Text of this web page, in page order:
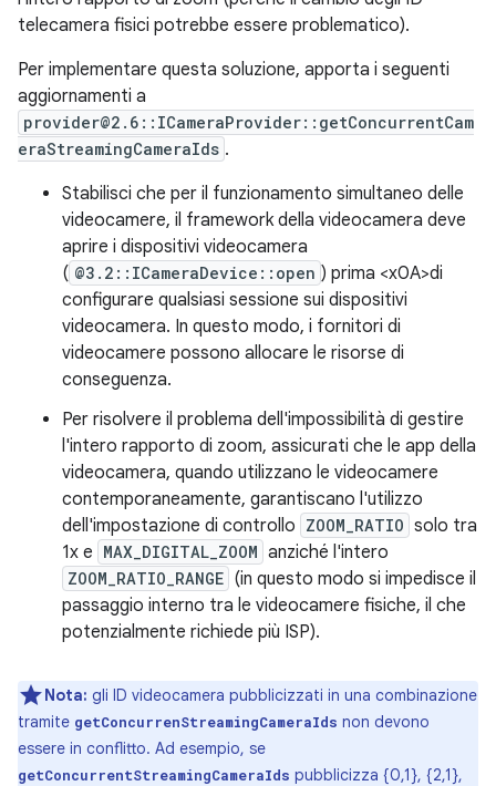
telecamera fisici potrebbe essere problematico).
Per implementare questa soluzione, apporta i seguenti
aggiornamenti a
provider@2.6::ICameraProvider::getConcurrentCam
eraStreamingCameraIds .
Stabilisci che per il funzionamento simultaneo delle
videocamere, il framework della videocamera deve
aprire i dispositivi videocamera
( @3.2::ICameraDevice::open ) prima <x0A>di
configurare qualsiasi sessione sui dispositivi
videocamera. In questo modo, i fornitori di
videocamere possono allocare le risorse di
conseguenza.
Per risolvere il problema dell'impossibilità di gestire
l'intero rapporto di zoom, assicurati che le app della
videocamera, quando utilizzano le videocamere
contemporaneamente, garantiscano l'utilizzo
dell'impostazione di controllo ZOOM_RATIO solo tra
1x e MAX_DIGITAL_ZOOM anziché l'intero
ZOOM_RATIO_RANGE (in questo modo si impedisce il
passaggio interno tra le videocamere fisiche, il che
potenzialmente richiede più ISP).
Nota: gli ID videocamera pubblicizzati in una combinazione
tramite getConcurrenStreamingCameraIds non devono
essere in conflitto. Ad esempio, se
getConcurrentStreamingCameraIds pubblicizza {0,1}, {2,1},